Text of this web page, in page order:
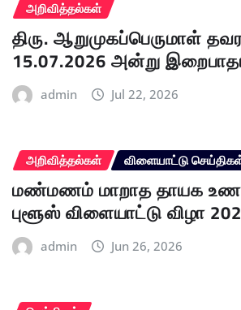
அறிவித்தல்கள்
திரு. ஆறுமுகப்பெருமாள்
15.07.2026 அன்று
admin Jul 22, 2026
அறிவித்தல்கள் விளையாட்டு
மண்மணம் மாறாத தாயக
புளூஸ் விளையாட்டு விழா
admin Jun 26, 2026